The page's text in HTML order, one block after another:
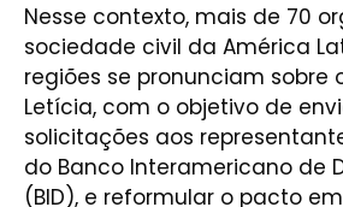
Nesse contexto, mais de 70
sociedade civil da América
regiões se pronunciam sobre
Letícia, com o objetivo de
solicitações aos
do Banco Interamericano de
(BID), e reformular o pacto